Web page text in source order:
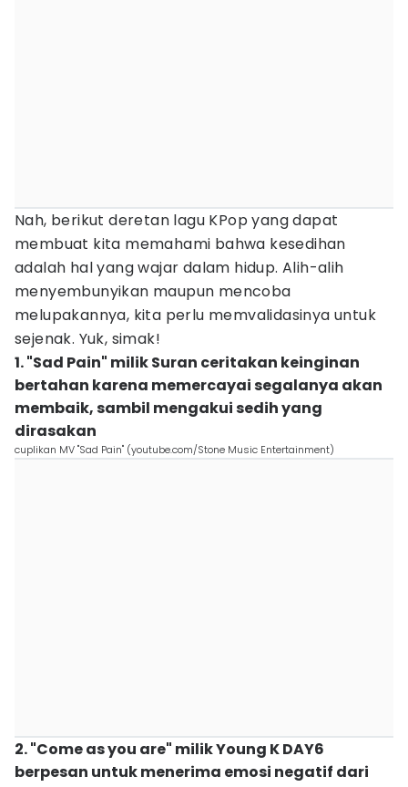
Nah, berikut deretan lagu KPop yang dapat
membuat kita memahami bahwa kesedihan
adalah hal yang wajar dalam hidup. Alih-alih
menyembunyikan maupun mencoba
melupakannya, kita perlu memvalidasinya untuk
sejenak. Yuk, simak!
1. "Sad Pain" milik Suran ceritakan keinginan
bertahan karena memercayai segalanya akan
membaik, sambil mengakui sedih yang
dirasakan
cuplikan MV "Sad Pain" (youtube.com/Stone Music Entertainment)
2. "Come as you are" milik Young K DAY6
berpesan untuk menerima emosi negatif dari